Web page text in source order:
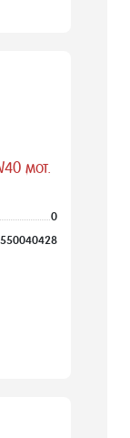
мот.
0
550040428